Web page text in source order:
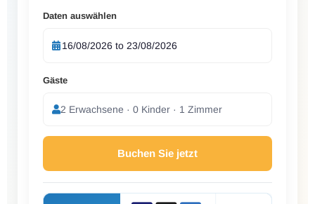
Daten auswählen
Gäste
2 Erwachsene · 0 Kinder · 1 Zimmer
Buchen Sie jetzt